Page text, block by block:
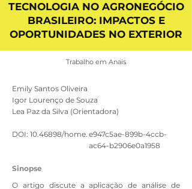
TECNOLOGIA NO AGRONEGÓCIO
BRASILEIRO: IMPACTOS E
OPORTUNIDADES NO EXTERIOR
Trabalho em Anais
Emily Santos Oliveira
Igor Lourenço de Souza
Lea Paz da Silva (Orientadora)
DOI: 10.46898/home. e947c5ae-899b-4ccb-
ac64-b2906e0a1958
Sinopse
O artigo discute a aplicação de análise de